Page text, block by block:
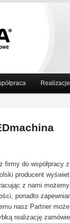
Realizacje
firmy do współpracy
producent
z nami
ponadto
nasz Partner
realizację